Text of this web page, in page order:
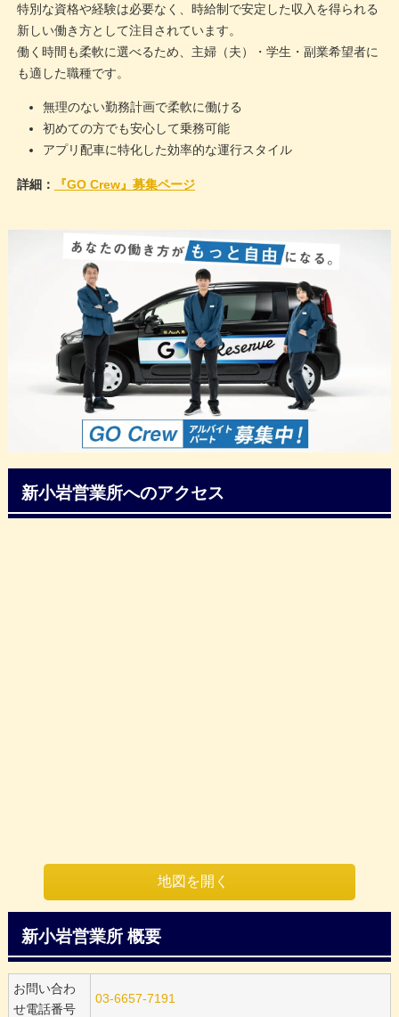
特別な資格や経験は必要なく、時給制で安定した収入を得られる
新しい働き方として注目されています。
働く時間も柔軟に選べるため、主婦（夫）・学生・副業希望者に
も適した職種です。
無理のない勤務計画で柔軟に働ける
初めての方でも安心して乗務可能
アプリ配車に特化した効率的な運行スタイル
詳細： 『GO Crew』募集ページ
新小岩営業所へのアクセス
地図を開く
新小岩営業所 概要
お問い合わ
せ電話番号
03-6657-7191